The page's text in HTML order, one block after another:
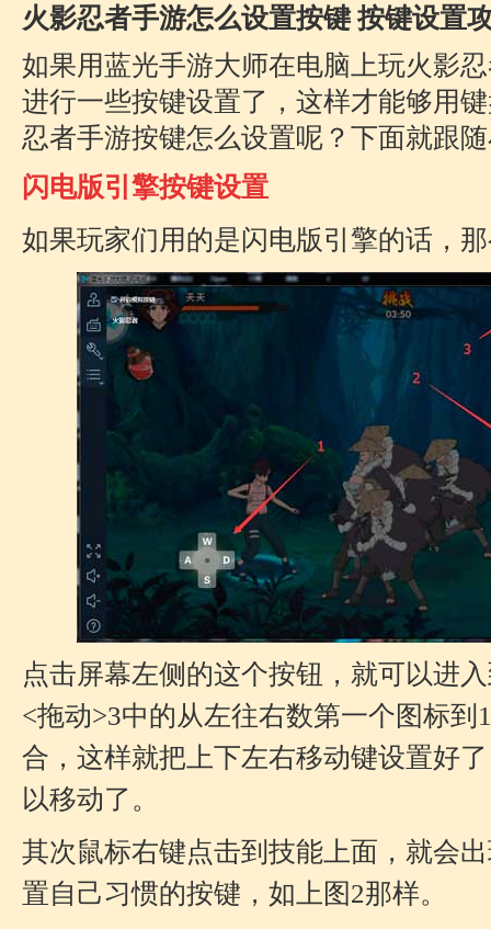
火影忍者手游怎么设置按键 按键设置
如果用蓝光手游大师在电脑上玩火影
进行一些按键设置了，这样才能够用
忍者手游按键怎么设置呢？下面就跟
闪电版引擎按键设置
如果玩家们用的是闪电版引擎的话，
点击屏幕左侧的这个按钮，就可以进
<拖动>3中的从左往右数第一个图标到
合，这样就把上下左右移动键设置好
以移动了。
其次鼠标右键点击到技能上面，就会
置自己习惯的按键，如上图2那样。